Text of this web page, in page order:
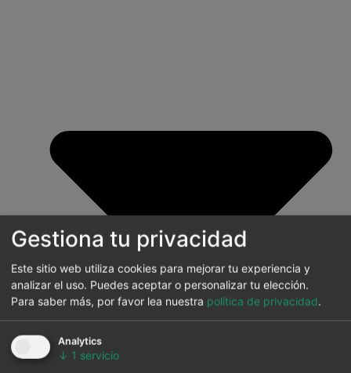
Gestiona tu privacidad
Este sitio web utiliza cookies para mejorar tu experiencia y
analizar el uso. Puedes aceptar o personalizar tu elección.
Para saber más, por favor lea nuestra política de privacidad.
Analytics
↓ 1 servicio